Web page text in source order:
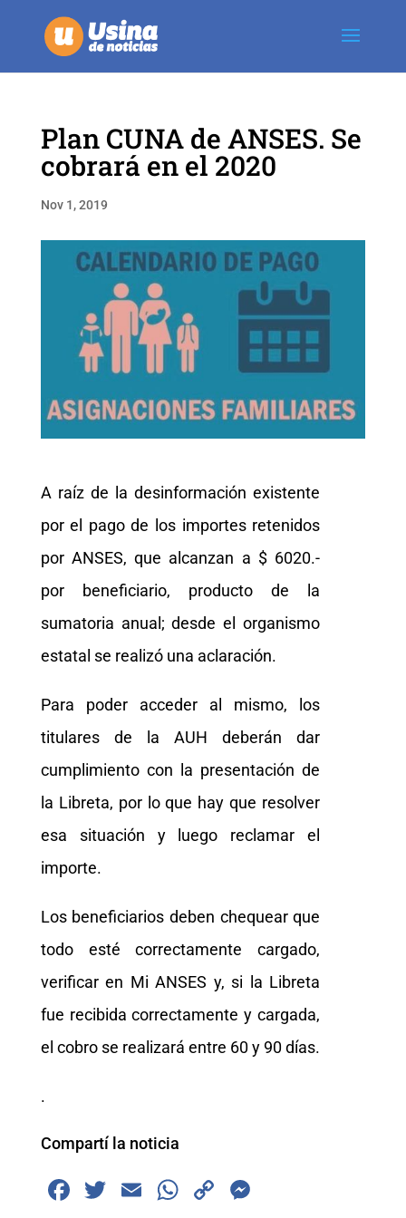
Plan CUNA de ANSES. Se
cobrará en el 2020
Nov 1, 2019
A raíz de la desinformación existente
por el pago de los importes retenidos
por ANSES, que alcanzan a $ 6020.-
por beneficiario, producto de la
sumatoria anual; desde el organismo
estatal se realizó una aclaración.
Para poder acceder al mismo, los
titulares de la AUH deberán dar
cumplimiento con la presentación de
la Libreta, por lo que hay que resolver
esa situación y luego reclamar el
importe.
Los beneficiarios deben chequear que
todo esté correctamente cargado,
verificar en Mi ANSES y, si la Libreta
fue recibida correctamente y cargada,
el cobro se realizará entre 60 y 90 días.
.
Compartí la noticia
F
T
E
W
C